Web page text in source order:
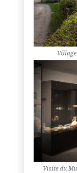
Visite du